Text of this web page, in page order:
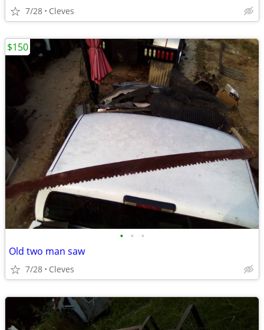
7/28 Cleves
• • •
Old two man saw
7/28 Cleves
$150